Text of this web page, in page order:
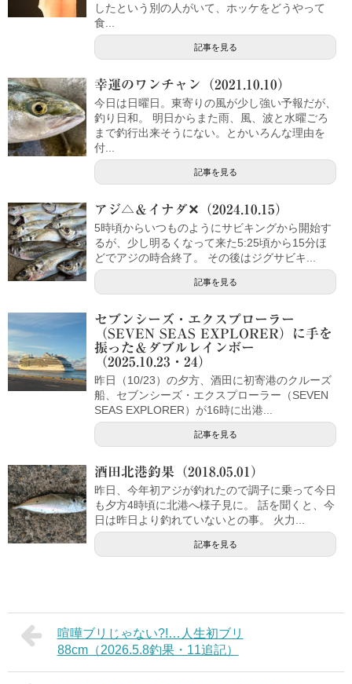
したという別の人がいて、ホッケをどうやって
食...
記事を見る
幸運のワンチャン（2021.10.10）
今日は日曜日。東寄りの風が少し強い予報だが、
釣り日和。 明日からまた雨、風、波と水曜ごろ
まで釣行出来そうにない。とかいろんな理由を
付...
記事を見る
アジ△＆イナダ✕（2024.10.15）
5時頃からいつものようにサビキングから開始す
るが、少し明るくなって来た5:25頃から15分ほ
どでアジの時合終了。 その後はジグサビキ...
記事を見る
セブンシーズ・エクスプローラー
（SEVEN SEAS EXPLORER）に手を
振った＆ダブルレインボー
（2025.10.23・24）
昨日（10/23）の夕方、酒田に初寄港のクルーズ
船、セブンシーズ・エクスプローラー（SEVEN
SEAS EXPLORER）が16時に出港...
記事を見る
酒田北港釣果（2018.05.01）
昨日、今年初アジが釣れたので調子に乗って今日
も夕方4時頃に北港へ様子見に。 話を聞くと、今
日は昨日より釣れていないとの事。 火力...
記事を見る
喧嘩ブリじゃない?!…人生初ブリ
88cm（2026.5.8釣果・11追記）